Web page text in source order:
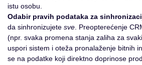
istu osobu.
Odabir pravih podataka za
da sinhronizujete sve . Preopterećenje
(npr. svaka promena stanja zaliha za
uspori sistem i oteža pronalaženje bitnih
se na podatke koji direktno doprinose